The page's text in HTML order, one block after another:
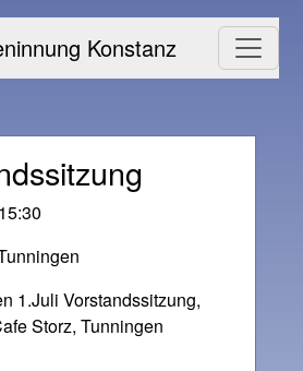
Konstanz
1.Juli Vorstandssitzung,
Storz, Tunningen